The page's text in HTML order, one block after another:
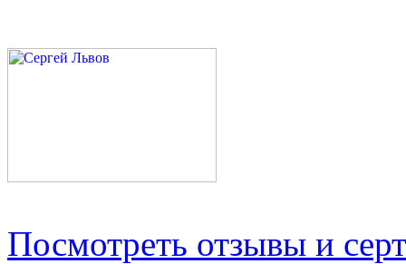
Посмотреть отзывы и